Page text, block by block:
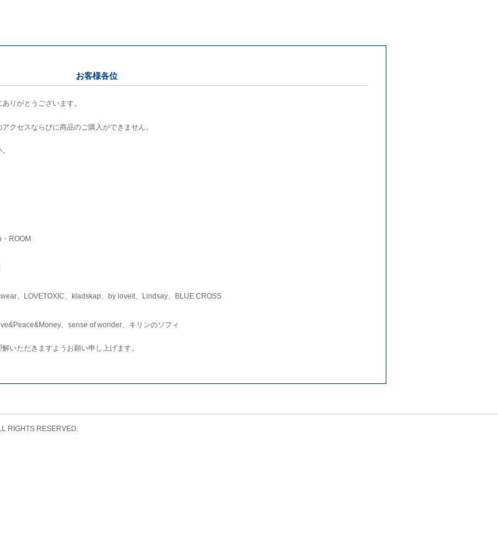
お客様各位
りがとうございます。
クセスならびに商品のご購入ができません。
ROOM
、LOVETOXIC、kladskap、by loveit、Lindsay、BLUE CROSS
、sense of wonder、キリンのソフィ
いただきますようお願い申し上げます。